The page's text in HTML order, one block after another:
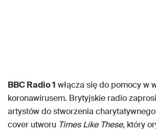
BBC Radio 1 włącza się do pomocy w
koronawirusem. Brytyjskie radio
artystów do stworzenia
cover utworu Times Like These, który